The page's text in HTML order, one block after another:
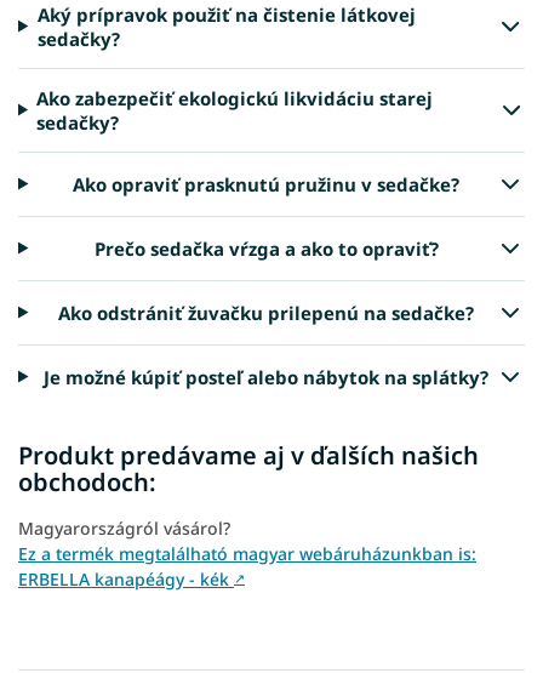
Aký prípravok použiť na čistenie látkovej
sedačky?
Ako zabezpečiť ekologickú likvidáciu starej
sedačky?
Ako opraviť prasknutú pružinu v sedačke?
Prečo sedačka vŕzga a ako to opraviť?
Ako odstrániť žuvačku prilepenú na sedačke?
Je možné kúpiť posteľ alebo nábytok na splátky?
Produkt predávame aj v ďalších našich
obchodoch:
Magyarországról vásárol?
Ez a termék megtalálható magyar webáruházunkban is:
ERBELLA kanapéágy - kék ↗